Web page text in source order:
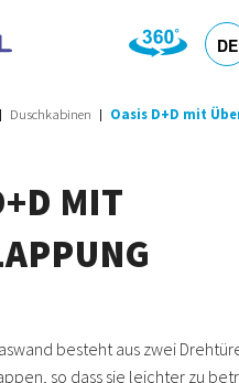
HR
SL
EN
DE
Duschkabinen Oasis D+D mit
MIT
besteht aus zwei
so dass sie leichter zu